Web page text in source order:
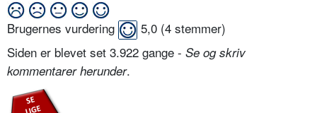
Brugernes vurdering 5,0 (4 stemmer)
Siden er blevet set 3.922 gange - Se og skriv
kommentarer herunder.